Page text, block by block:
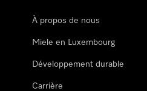
À propos de nous
Miele en Luxembourg
Développement durable
Carrière